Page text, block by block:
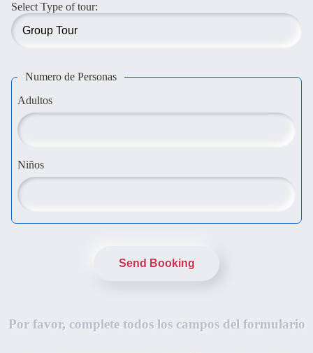
Select Type of tour:
Numero de Personas
Adultos
Niños
Send Booking
Por favor, complete todos los campos del formulario